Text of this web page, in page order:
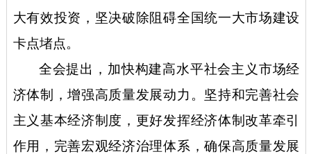
大有效投资，坚决破除阻碍全国统一大市场建设
卡点堵点。
全会提出，加快构建高水平社会主义市场经
济体制，增强高质量发展动力。坚持和完善社会
主义基本经济制度，更好发挥经济体制改革牵引
作用，完善宏观经济治理体系，确保高质量发展